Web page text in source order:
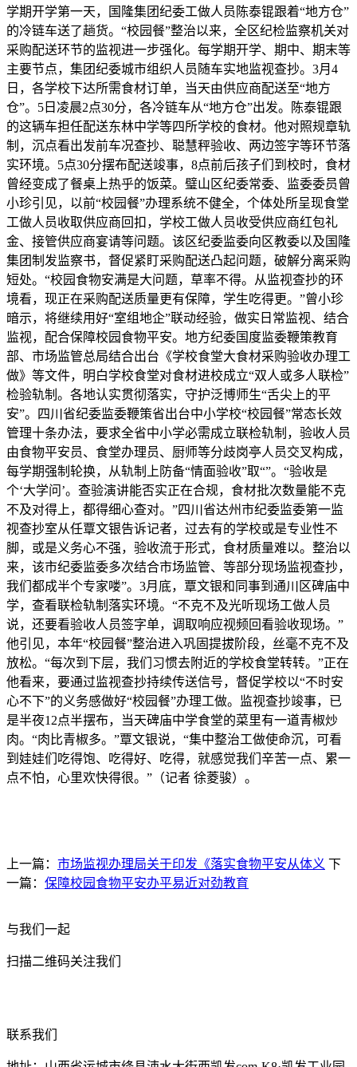
学期开学第一天，国隆集团纪委工做人员陈泰锟跟着“地方仓”
的冷链车送了趟货。“校园餐”整治以来，全区纪检监察机关对
采购配送环节的监视进一步强化。每学期开学、期中、期末等
主要节点，集团纪委城市组织人员随车实地监视查抄。3月4
日，各学校下达所需食材订单，当天由供应商配送至“地方
仓”。5日凌晨2点30分，各冷链车从“地方仓”出发。陈泰锟跟
的这辆车担任配送东林中学等四所学校的食材。他对照规章轨
制，沉点看出发前车况查抄、聪慧秤验收、两边签字等环节落
实环境。5点30分摆布配送竣事，8点前后孩子们到校时，食材
曾经变成了餐桌上热乎的饭菜。璧山区纪委常委、监委委员曾
小珍引见，以前“校园餐”办理系统不健全，个体处所呈现食堂
工做人员收取供应商回扣，学校工做人员收受供应商红包礼
金、接管供应商宴请等问题。该区纪委监委向区教委以及国隆
集团制发监察书，督促紧盯采购配送凸起问题，破解分离采购
短处。“校园食物安满是大问题，草率不得。从监视查抄的环
境看，现正在采购配送质量更有保障，学生吃得更。”曾小珍
暗示，将继续用好“室组地企”联动经验，做实日常监视、结合
监视，配合保障校园食物平安。地方纪委国度监委鞭策教育
部、市场监管总局结合出台《学校食堂大食材采购验收办理工
做》等文件，明白学校食堂对食材进校成立“双人或多人联检”
检验轨制。各地认实贯彻落实，守护泛博师生“舌尖上的平
安”。四川省纪委监委鞭策省出台中小学校“校园餐”常态长效
管理十条办法，要求全省中小学必需成立联检轨制，验收人员
由食物平安员、食堂办理员、厨师等分歧岗亭人员交叉构成，
每学期强制轮换，从轨制上防备“情面验收”取“”。“验收是
个‘大学问’。查验演讲能否实正在合规，食材批次数量能不克
不及对得上，都得细心查对。”四川省达州市纪委监委第一监
视查抄室从任覃文银告诉记者，过去有的学校或是专业性不
脚，或是义务心不强，验收流于形式，食材质量难以。整治以
来，该市纪委监委多次结合市场监管、等部分现场监视查抄，
我们都成半个专家喽”。3月底，覃文银和同事到通川区碑庙中
学，查看联检轨制落实环境。“不克不及光听现场工做人员
说，还要看验收人员签字单，调取响应视频回看验收现场。”
他引见，本年“校园餐”整治进入巩固提拔阶段，丝毫不克不及
放松。“每次到下层，我们习惯去附近的学校食堂转转。”正在
他看来，要通过监视查抄持续传送信号，督促学校以“不时安
心不下”的义务感做好“校园餐”办理工做。监视查抄竣事，已
是半夜12点半摆布，当天碑庙中学食堂的菜里有一道青椒炒
肉。“肉比青椒多。”覃文银说，“集中整治工做使命沉，可看
到娃娃们吃得饱、吃得好、吃得，就感觉我们辛苦一点、累一
点不怕，心里欢快得很。”（记者 徐菱骏）。
上一篇： 市场监视办理局关于印发《落实食物平安从体义 下
一篇： 保障校园食物平安办平易近对劲教育
与我们一起
扫描二维码关注我们
联系我们